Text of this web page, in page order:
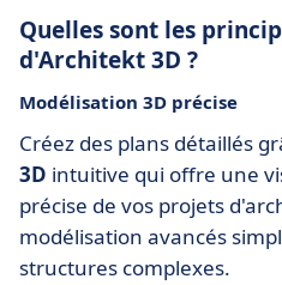
Quelles sont les
d'Architekt 3D ?
Modélisation 3D précise
Créez des plans détaillés
3D intuitive qui offre une
précise de vos projets
modélisation avancés
structures complexes.